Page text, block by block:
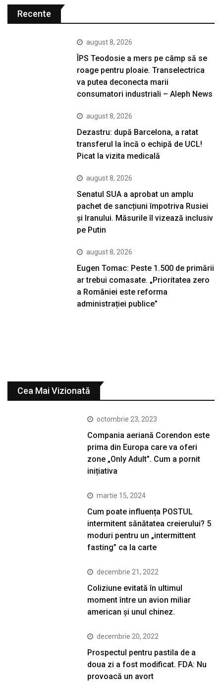
Recente
august 8, 2026
ÎPS Teodosie a mers pe câmp să se
roage pentru ploaie. Transelectrica
va putea deconecta marii
consumatori industriali – Aleph News
august 8, 2026
Dezastru: după Barcelona, a ratat
transferul la încă o echipă de UCL!
Picat la vizita medicală
august 8, 2026
Senatul SUA a aprobat un amplu
pachet de sancțiuni împotriva Rusiei
și Iranului. Măsurile îl vizează inclusiv
pe Putin
august 8, 2026
Eugen Tomac: Peste 1.500 de primării
ar trebui comasate. „Prioritatea zero
a României este reforma
administrației publice”
Cea Mai Vizionată
octombrie 23, 2023
Compania aeriană Corendon este
prima din Europa care va oferi
zone „Only Adult”. Cum a pornit
inițiativa
martie 15, 2024
Cum poate influența POSTUL
intermitent sănătatea creierului? 5
moduri pentru un „intermittent
fasting” ca la carte
decembrie 21, 2022
Coliziune evitată în ultimul
moment între un avion miliar
american şi unul chinez.
decembrie 20, 2022
Prospectul pentru pastila de a
doua zi a fost modificat. FDA: Nu
provoacă un avort